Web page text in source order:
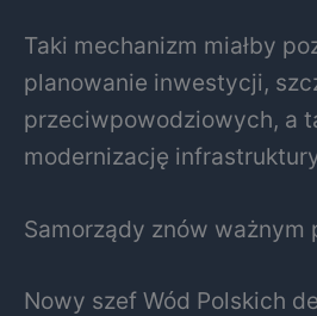
Taki mechanizm miałby
planowanie inwestycji,
przeciwpowodziowych, a
modernizację
Samorządy znów ważnym
Nowy szef Wód Polskich